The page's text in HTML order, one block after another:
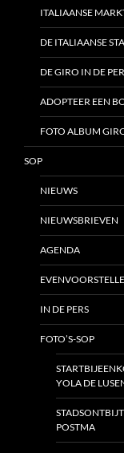
ITALIAANSE
DE ITALIAANSE
DE GIRO IN DE
ADOPTEER EEN
FOTO ALBUM
SOP
NIEUWS
NIEUWSBRIEVEN
AGENDA
IN DE PERS
FOTO’S-SOP
YOLA DE
POSTMA